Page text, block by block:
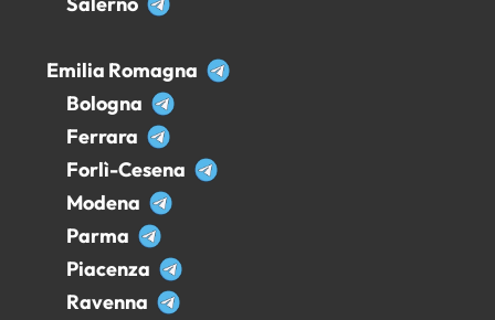
Emilia Romagna
Bologna
Ferrara
Forlì-Cesena
Modena
Parma
Piacenza
Ravenna